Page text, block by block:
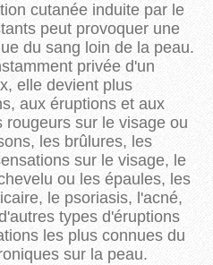
cutanée induite par le
peut provoquer une
du sang loin de la peau.
privée d'un
elle devient plus
aux éruptions et aux
rougeurs sur le visage ou
les brûlures, les
sur le visage, le
ou les épaules, les
le psoriasis, l'acné,
types d'éruptions
les plus connues du
sur la peau.